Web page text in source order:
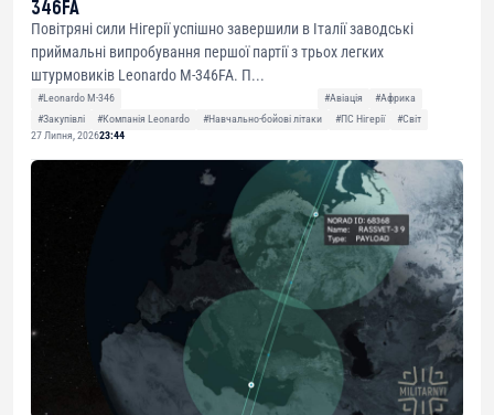
346FA
Повітряні сили Нігерії успішно завершили в Італії заводські
приймальні випробування першої партії з трьох легких
штурмовиків Leonardo M-346FA. П...
#Leonardo M-346 #Авіація
#Африка
#Закупівлі
#Компанія Leonardo #Навчально-бойові літаки #ПС Нігерії
#Світ
27 Липня, 202623:44